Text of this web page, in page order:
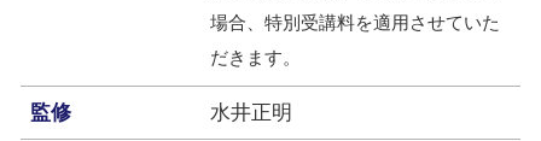
場合、特別受講料を適用させていた
だきます。
監修 水井正明